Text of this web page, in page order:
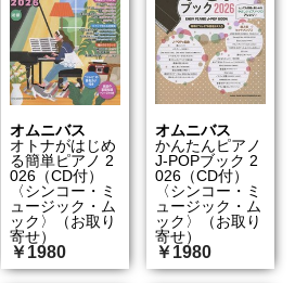
オムニバス
オトナがはじめ
る簡単ピアノ 2
026（CD付）
〈シンコー・ミ
ュージック・ム
ック〉（お取り
寄せ）
￥1980
オムニバス
かんたんピアノ
J-POPブック 2
026（CD付）
〈シンコー・ミ
ュージック・ム
ック〉（お取り
寄せ）
￥1980